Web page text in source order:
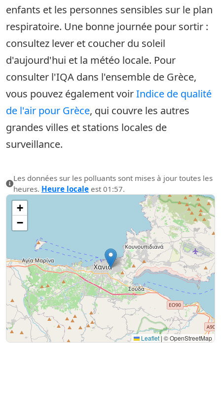
enfants et les personnes sensibles sur le plan
respiratoire. Une bonne journée pour sortir :
consultez lever et coucher du soleil
d'aujourd'hui et la météo locale. Pour
consulter l'IQA dans l'ensemble de Grèce,
vous pouvez également voirIndice de qualité
de l'air pour Grèce, qui couvre les autres
grandes villes et stations locales de
surveillance.
Les données sur les polluants sont mises à jour toutes les
heures. Heure locale est 01:57.
+
−
Leaflet | © OpenStreetMap